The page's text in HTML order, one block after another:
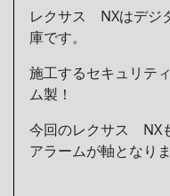
レクサス NXはデジ
庫です。
施工するセキュリテ
ム製！
今回のレクサス NX
アラームが軸となりま